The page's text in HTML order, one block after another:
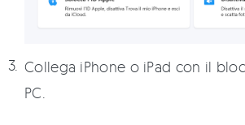
Collega iPhone o iPad con il
PC.